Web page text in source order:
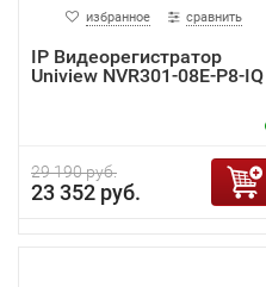
избранное сравнить
IP Видеорегистратор
Uniview NVR301-08E-P8-IQ
29 190 руб.
23 352 руб.